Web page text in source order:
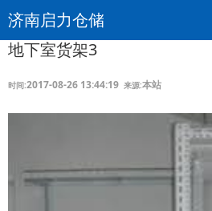
济南启力仓储
地下室货架3
时间:2017-08-26 13:44:19 来源:本站